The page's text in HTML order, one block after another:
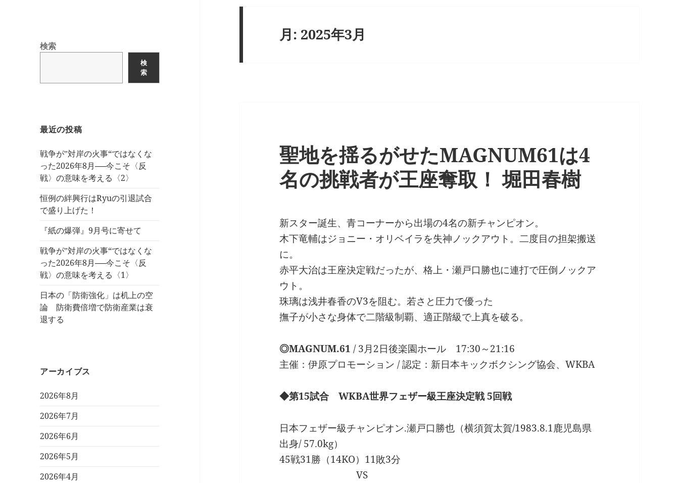
検索
検
索
最近の投稿
戦争が‟対岸の火事“ではなくな
った2026年8月──今こそ〈反
戦〉の意味を考える〈2〉
恒例の絆興行はRyuの引退試合
で盛り上げた！
『紙の爆弾』9月号に寄せて
戦争が‟対岸の火事“ではなくな
った2026年8月──今こそ〈反
戦〉の意味を考える〈1〉
日本の「防衛強化」は机上の空
論 防衛費倍増で防衛産業は衰
退する
アーカイブス
2026年8月
2026年7月
2026年6月
2026年5月
2026年4月
月: 2025年3月
聖地を揺るがせたMAGNUM61は4
名の挑戦者が王座奪取！ 堀田春樹
新スター誕生、青コーナーから出場の4名の新チャンピオン。
木下竜輔はジョニー・オリベイラを失神ノックアウト。二度目の担架搬送
に。
赤平大治は王座決定戦だったが、格上・瀬戸口勝也に連打で圧倒ノックア
ウト。
珠璃は浅井春香のV3を阻む。若さと圧力で優った
撫子が小さな身体で二階級制覇、適正階級で上真を破る。
◎MAGNUM.61 / 3月2日後楽園ホール 17:30～21:16
主催：伊原プロモーション / 認定：新日本キックボクシング協会、WKBA
◆第15試合 WKBA世界フェザー級王座決定戦 5回戦
日本フェザー級チャンピオン.瀬戸口勝也（横須賀太賀/1983.8.1鹿児島県
出身/ 57.0kg）
45戦31勝（14KO）11敗3分
VS